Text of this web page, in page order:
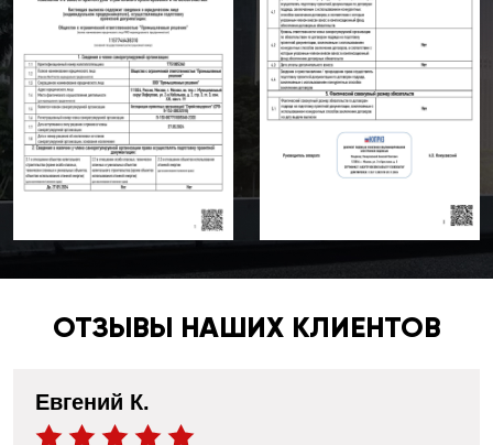
ОТЗЫВЫ НАШИХ КЛИЕНТОВ
Евгений К.